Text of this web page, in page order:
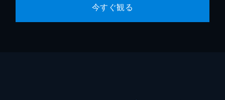
今すぐ観る